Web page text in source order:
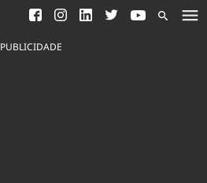
Saneamento
Indicadores
PUBLICIDADE